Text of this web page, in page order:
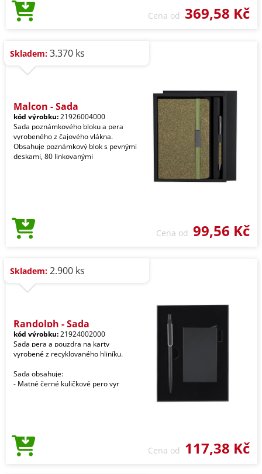
Cena od 369,58 Kč
Skladem: 3.370 ks
Malcon - Sada
kód výrobku:21926004000
Sada poznámkového bloku a pera
vyrobeného z čajového vlákna.
Obsahuje poznámkový blok s pevnými
deskami, 80 linkovanými
Cena od 99,56 Kč
Skladem: 2.900 ks
Randolph - Sada
kód výrobku:21924002000
Sada pera a pouzdra na karty
vyrobené z recyklovaného hliníku.
Sada obsahuje:
- Matné černé kuličkové pero vyr
Cena od 117,38 Kč